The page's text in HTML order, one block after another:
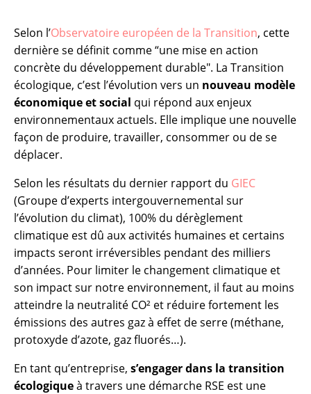
Selon l’Observatoire européen de la Transition, cette
dernière se définit comme “une mise en action
concrète du développement durable". La Transition
écologique, c’est l’évolution vers un nouveau modèle
économique et social qui répond aux enjeux
environnementaux actuels. Elle implique une nouvelle
façon de produire, travailler, consommer ou de se
déplacer.
Selon les résultats du dernier rapport du GIEC
(Groupe d’experts intergouvernemental sur
l’évolution du climat), 100% du dérèglement
climatique est dû aux activités humaines et certains
impacts seront irréversibles pendant des milliers
d’années. Pour limiter le changement climatique et
son impact sur notre environnement, il faut au moins
atteindre la neutralité CO² et réduire fortement les
émissions des autres gaz à effet de serre (méthane,
protoxyde d’azote, gaz fluorés…).
En tant qu’entreprise, s’engager dans la transition
écologiqueà travers une démarche RSE est une